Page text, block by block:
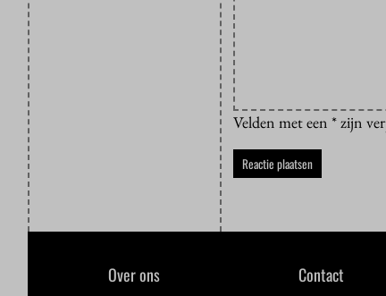
Velden met een * zijn
Over ons Contact